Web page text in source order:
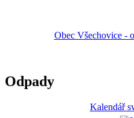
Obec Všechovice -
Odpady
Kalendář